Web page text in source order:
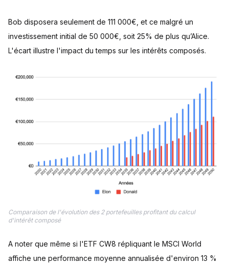
Bob disposera seulement de 111 000€, et ce malgré un
investissement initial de 50 000€, soit 25% de plus qu’Alice.
L'écart illustre l'impact du temps sur les intérêts composés.
Comparaison de l'évolution des 2 portefeuilles profitant du calcul
d'intérêt composé
A noter que même si l'ETF CW8 répliquant le MSCI World
affiche une performance moyenne annualisée d'environ 13 %